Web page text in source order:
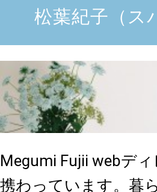
松葉紀子（ス
Megumi Fujii webデ
携わっています。暮